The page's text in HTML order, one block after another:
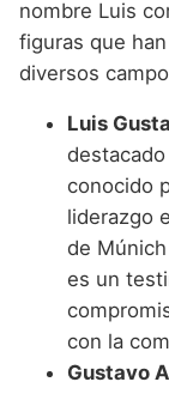
nombre Luis
figuras que
diversos
Luis
conocido
liderazgo
de
es un
con la
Gustavo